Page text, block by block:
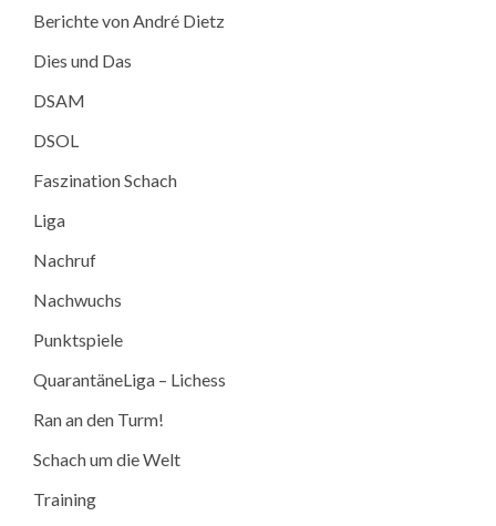
Berichte von André Dietz
Dies und Das
DSAM
DSOL
Faszination Schach
Liga
Nachruf
Nachwuchs
Punktspiele
QuarantäneLiga – Lichess
Ran an den Turm!
Schach um die Welt
Training